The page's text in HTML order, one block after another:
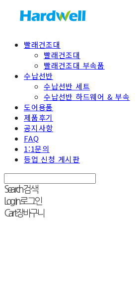
빨래건조대
빨래건조대
빨래건조대 부속품
수납선반
수납선반 세트
수납선반 하드웨어 & 부속
도어용품
제품후기
공지사항
FAQ
1:1문의
등업 신청 게시판
Search검색
Log In로그인
Cart장바구니